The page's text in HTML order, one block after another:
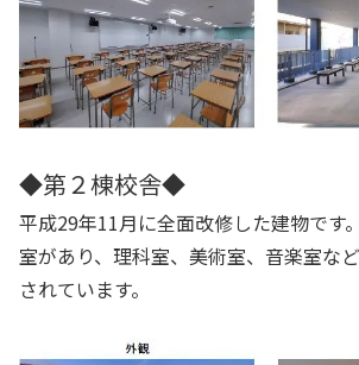
◆第２棟校舎◆
平成29年11月に全面改修した建物です
室があり、理科室、美術室、音楽室な
されています。